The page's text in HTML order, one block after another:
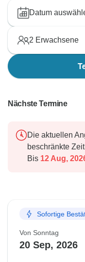
Datum
2 Erwachsene
Nächste Termine
Die aktuellen
beschränkte
Bis 12 Aug,
Sofortige
Von Sonntag
20 Sep, 2026